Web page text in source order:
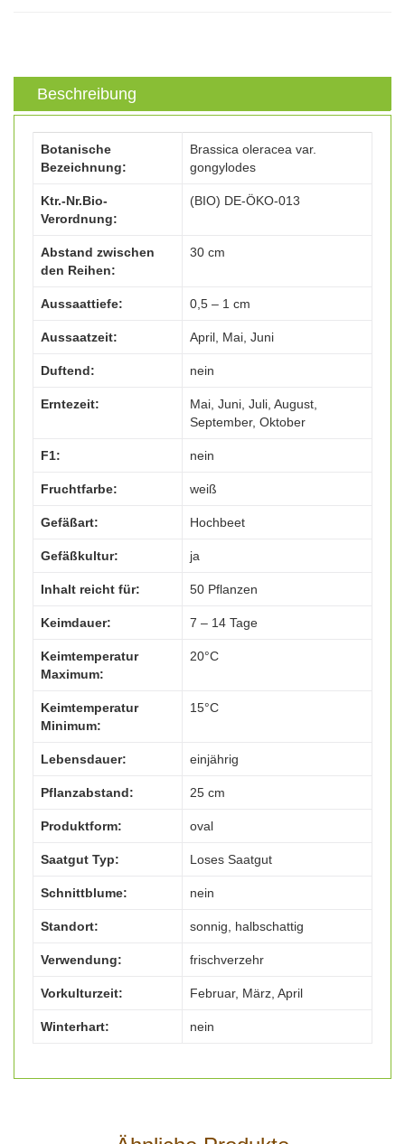
Beschreibung
Botanische
Bezeichnung:
Brassica oleracea var.
gongylodes
Ktr.-Nr.Bio-
Verordnung:
(BIO) DE-ÖKO-013
Abstand zwischen
den Reihen:
30 cm
Aussaattiefe: 0,5 – 1 cm
Aussaatzeit: April, Mai, Juni
Duftend: nein
Erntezeit:
Mai, Juni, Juli, August,
September, Oktober
F1: nein
Fruchtfarbe: weiß
Gefäßart: Hochbeet
Gefäßkultur: ja
Inhalt reicht für: 50 Pflanzen
Keimdauer: 7 – 14 Tage
Keimtemperatur
Maximum:
20°C
Keimtemperatur
Minimum:
15°C
Lebensdauer: einjährig
Pflanzabstand: 25 cm
Produktform: oval
Saatgut Typ: Loses Saatgut
Schnittblume: nein
Standort: sonnig, halbschattig
Verwendung: frischverzehr
Vorkulturzeit: Februar, März, April
Winterhart: nein